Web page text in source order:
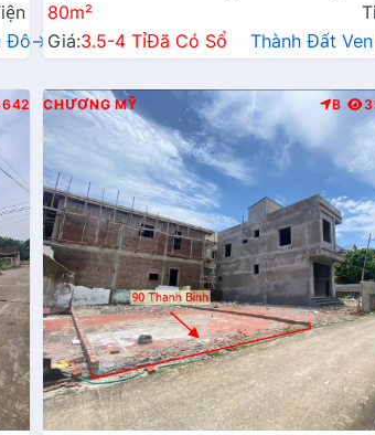
Đô→
80m²
Giá:3.5-4 TỉĐã Có Sổ Thành Đất
CHƯƠNG MỸ B